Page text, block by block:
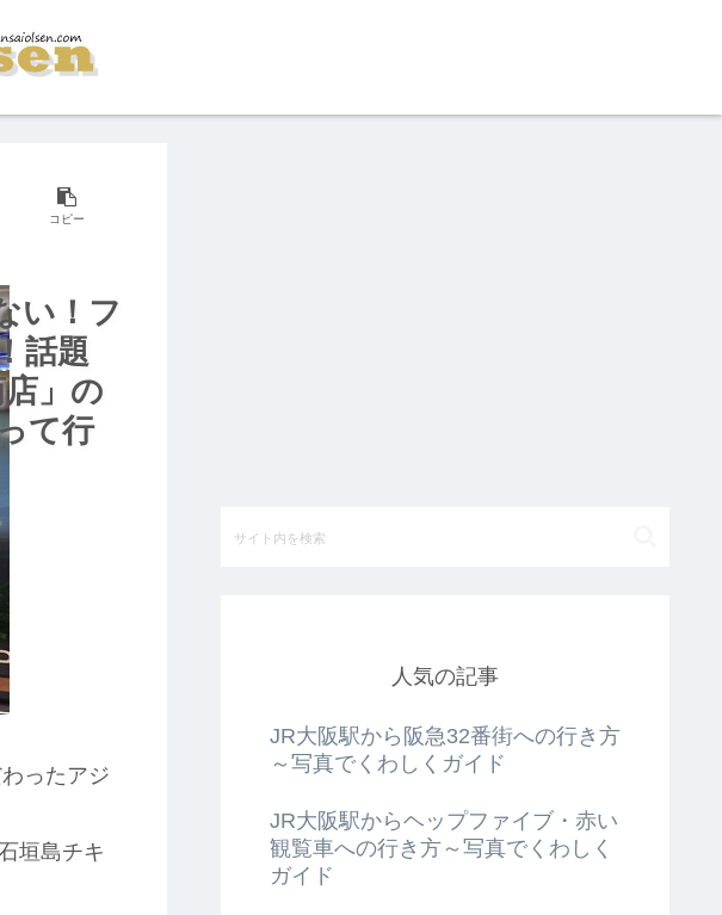
い！フ
話題
」の
て行
コピー
ったアジ
垣島チキ
人気の記事
JR大阪駅から阪急32番街への行き方
～写真でくわしくガイド
JR大阪駅からヘップファイブ・赤い
観覧車への行き方～写真でくわしく
ガイド